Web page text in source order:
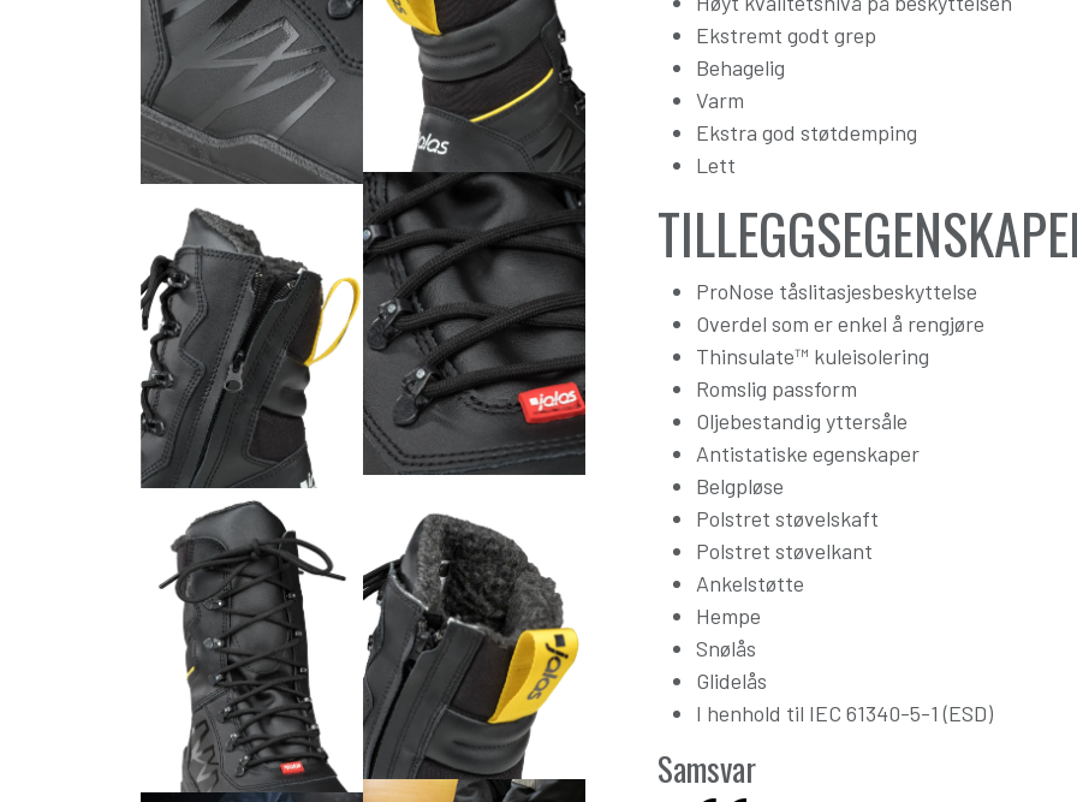
Ekstremt godt grep
Behagelig
Varm
Ekstra god støtdemping
Lett
ProNose tåslitasjesbeskyttelse
Overdel som er enkel å rengjøre
Thinsulate™ kuleisolering
Romslig passform
Oljebestandig yttersåle
Antistatiske egenskaper
Belgpløse
Polstret støvelskaft
Polstret støvelkant
Ankelstøtte
Hempe
Snølås
Glidelås
I henhold til IEC 61340-5-1 (ESD)
Samsvar